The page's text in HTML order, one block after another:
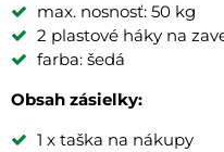
max. nosnosť: 50 kg
2 plastové háky na
farba: šedá
Obsah zásielky:
1 x taška na nákupy